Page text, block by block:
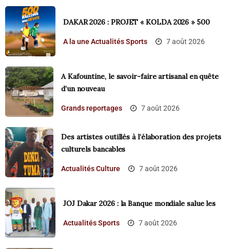
DAKAR 2026 : PROJET « KOLDA 2026 » 500
A la uneActualités Sports 7 août 2026
A Kafountine, le savoir-faire artisanal en quête
d’un nouveau
Grands reportages 7 août 2026
Des artistes outillés à l’élaboration des projets
culturels bancables
ActualitésCulture 7 août 2026
‎JOJ Dakar 2026 : la Banque mondiale salue les
ActualitésSports 7 août 2026